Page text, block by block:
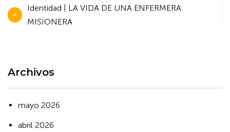
Navegación
de
Identidad | LA VIDA DE UNA ENFERMERA
MISIONERA
Archivos
mayo 2026
abril 2026